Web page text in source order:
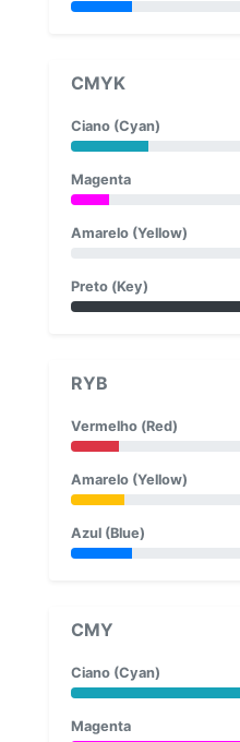
CMYK
Ciano (Cyan)
Magenta
Amarelo (Yellow)
Preto (Key)
RYB
Vermelho (Red)
Amarelo (Yellow)
Azul (Blue)
CMY
Ciano (Cyan)
Magenta